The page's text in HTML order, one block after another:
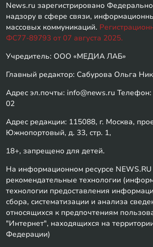
News.ru зарегистрировано
надзору в сфере связи,
массовых коммуникаций.
ФС77-89793 от 07 августа 2025.
Учредитель: ООО «МЕДИА ЛАБ»
Главный редактор: Сабурова Ольга
Адрес эл.почты: info@news.ru
02
Адрес редакции: 115088, г. Москва,
Южнопортовый, д. 33, стр. 1,
18+, запрещено для детей.
На информационном ресурсе
рекомендательные технологии
технологии предоставления
сбора, систематизации и анализа
относящихся к предпочтениям
"Интернет", находящихся на
Федерации)